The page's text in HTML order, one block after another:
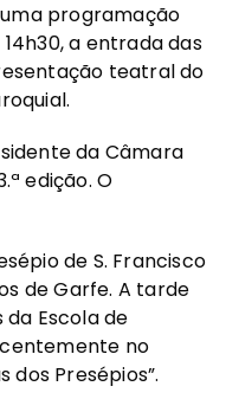
programação
a entrada das
teatral do
da Câmara
edição. O
de S. Francisco
de Garfe. A tarde
Escola de
no
dos Presépios”.